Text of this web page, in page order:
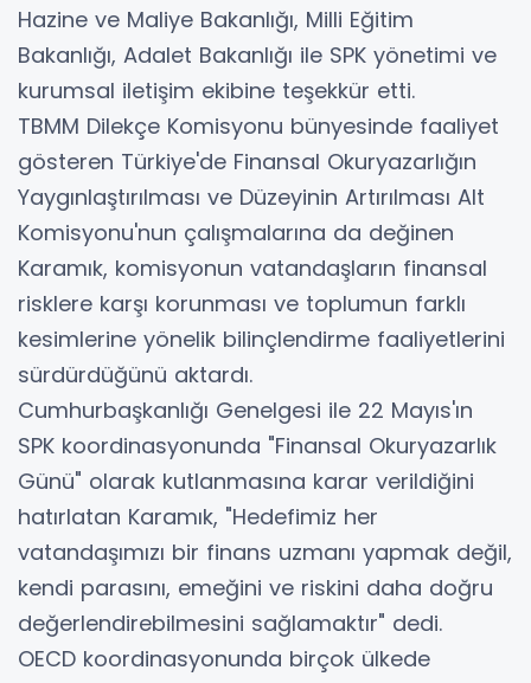
Hazine ve Maliye Bakanlığı, Milli Eğitim
Bakanlığı, Adalet Bakanlığı ile SPK yönetimi ve
kurumsal iletişim ekibine teşekkür etti.
TBMM Dilekçe Komisyonu bünyesinde faaliyet
gösteren Türkiye'de Finansal Okuryazarlığın
Yaygınlaştırılması ve Düzeyinin Artırılması Alt
Komisyonu'nun çalışmalarına da değinen
Karamık, komisyonun vatandaşların finansal
risklere karşı korunması ve toplumun farklı
kesimlerine yönelik bilinçlendirme faaliyetlerini
sürdürdüğünü aktardı.
Cumhurbaşkanlığı Genelgesi ile 22 Mayıs'ın
SPK koordinasyonunda "Finansal Okuryazarlık
Günü" olarak kutlanmasına karar verildiğini
hatırlatan Karamık, "Hedefimiz her
vatandaşımızı bir finans uzmanı yapmak değil,
kendi parasını, emeğini ve riskini daha doğru
değerlendirebilmesini sağlamaktır" dedi.
OECD koordinasyonunda birçok ülkede